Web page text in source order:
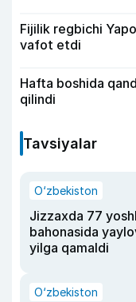
Fijilik regbichi
vafot etdi
Hafta boshida
qilindi
Tavsiyalar
O‘zbekiston
Jizzaxda 77
bahonasida
yilga qamaldi
O‘zbekiston